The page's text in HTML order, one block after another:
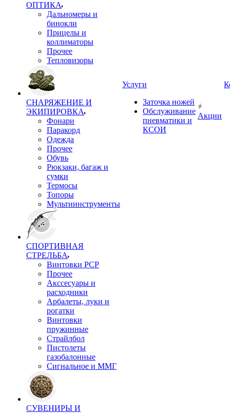
ОПТИКА
Дальномеры и
бинокли
Прицелы и
коллиматоры
Прочее
Тепловизоры
СНАРЯЖЕНИЕ И
ЭКИПИРОВКА
Фонари
Паракорд
Одежда
Прочее
Обувь
Рюкзаки, багаж и
сумки
Термосы
Топоры
Мультиинструменты
СПОРТИВНАЯ
СТРЕЛЬБА
Винтовки PCP
Прочее
Акссесуары и
расходники
Арбалеты, луки и
рогатки
Винтовки
пружинные
Страйлбол
Пистолеты
газобалонные
Сигнальное и ММГ
СУВЕНИРЫ И
Услуги
Заточка ножей
Обслуживание
пневматики и
КСОИ
Акции